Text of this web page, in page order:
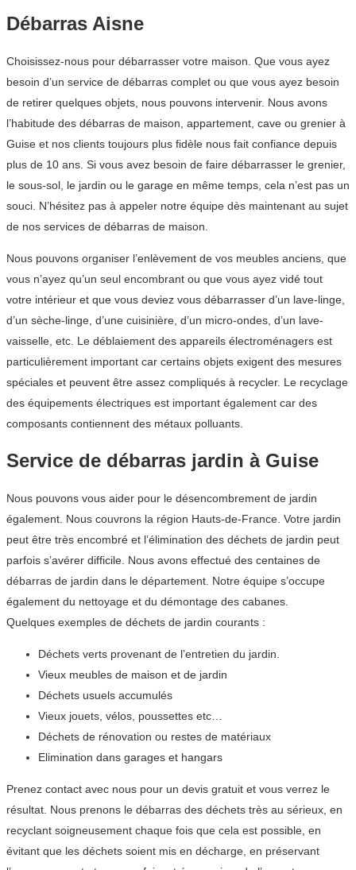
Débarras Aisne
Choisissez-nous pour débarrasser votre maison. Que vous ayez
besoin d’un service de débarras complet ou que vous ayez besoin
de retirer quelques objets, nous pouvons intervenir. Nous avons
l’habitude des débarras de maison, appartement, cave ou grenier à
Guise et nos clients toujours plus fidèle nous fait confiance depuis
plus de 10 ans. Si vous avez besoin de faire débarrasser le grenier,
le sous-sol, le jardin ou le garage en même temps, cela n’est pas un
souci. N’hésitez pas à appeler notre équipe dès maintenant au sujet
de nos services de débarras de maison.
Nous pouvons organiser l’enlèvement de vos meubles anciens, que
vous n’ayez qu’un seul encombrant ou que vous ayez vidé tout
votre intérieur et que vous deviez vous débarrasser d’un lave-linge,
d’un sèche-linge, d’une cuisinière, d’un micro-ondes, d’un lave-
vaisselle, etc. Le déblaiement des appareils électroménagers est
particulièrement important car certains objets exigent des mesures
spéciales et peuvent être assez compliqués à recycler. Le recyclage
des équipements électriques est important également car des
composants contiennent des métaux polluants.
Service de débarras jardin à Guise
Nous pouvons vous aider pour le désencombrement de jardin
également. Nous couvrons la région Hauts-de-France. Votre jardin
peut être très encombré et l’élimination des déchets de jardin peut
parfois s’avérer difficile. Nous avons effectué des centaines de
débarras de jardin dans le département. Notre équipe s’occupe
également du nettoyage et du démontage des cabanes.
Quelques exemples de déchets de jardin courants :
Déchets verts provenant de l’entretien du jardin.
Vieux meubles de maison et de jardin
Déchets usuels accumulés
Vieux jouets, vélos, poussettes etc…
Déchets de rénovation ou restes de matériaux
Elimination dans garages et hangars
Prenez contact avec nous pour un devis gratuit et vous verrez le
résultat. Nous prenons le débarras des déchets très au sérieux, en
recyclant soigneusement chaque fois que cela est possible, en
évitant que les déchets soient mis en décharge, en préservant